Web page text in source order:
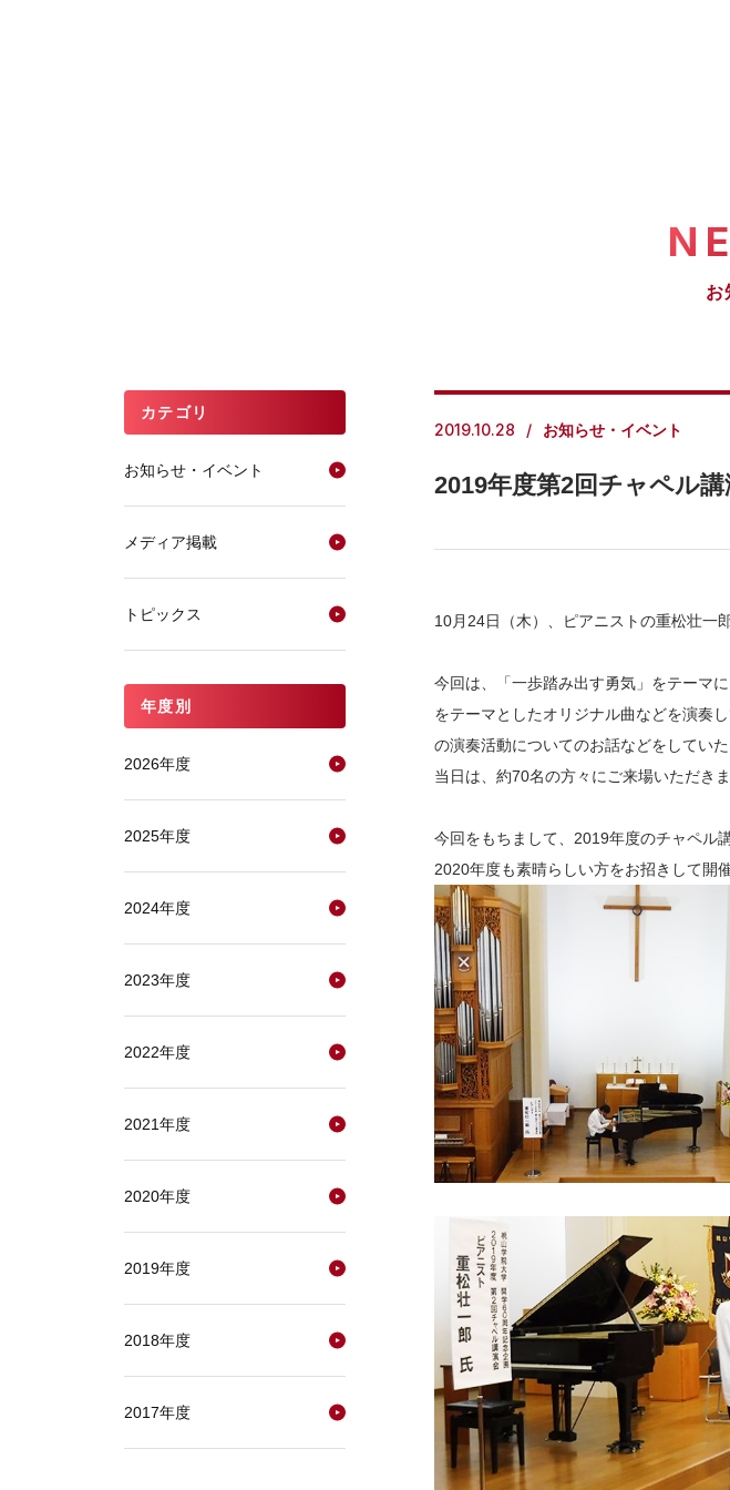
お
2019.10.28 お知らせ・イベント
2019年度第2回チャペル
10月24日（木）、ピアニストの重松壮一
今回は、「一歩踏み出す勇気」をテーマ
をテーマとしたオリジナル曲などを演奏
の演奏活動についてのお話などをしていた
当日は、約70名の方々にご来場いただき
今回をもちまして、2019年度のチャペル
2020年度も素晴らしい方をお招きして開
カテゴリ
お知らせ・イベント
メディア掲載
トピックス
年度別
2026年度
2025年度
2024年度
2023年度
2022年度
2021年度
2020年度
2019年度
2018年度
2017年度